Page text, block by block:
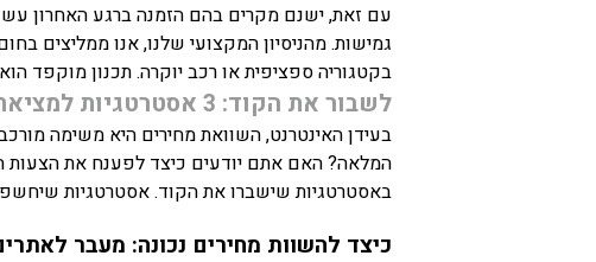
עם זאת, ישנם מקרים בהם הזמנה ברגע האחרון
גמישות. מהניסיון המקצועי שלנו, אנו ממליצים
בקטגוריה ספציפית או רכב יוקרה. תכנון מוקפד
לשבור את הקוד: 3 אסטרטגיות למציאת העסקה הטובה ביותר בנתב"ג
בעידן האינטרנט, השוואת מחירים היא משימה
המלאה? האם אתם יודעים כיצד לפענח את הצעות
באסטרטגיות שישברו את הקוד. אסטרטגיות
כיצד להשוות מחירים נכונה: מעבר